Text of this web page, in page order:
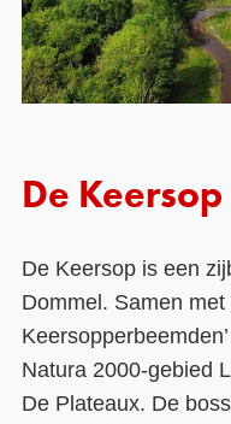
De Keersop
De Keersop is een
Dommel. Samen met
Natura 2000-gebied
De Plateaux. De